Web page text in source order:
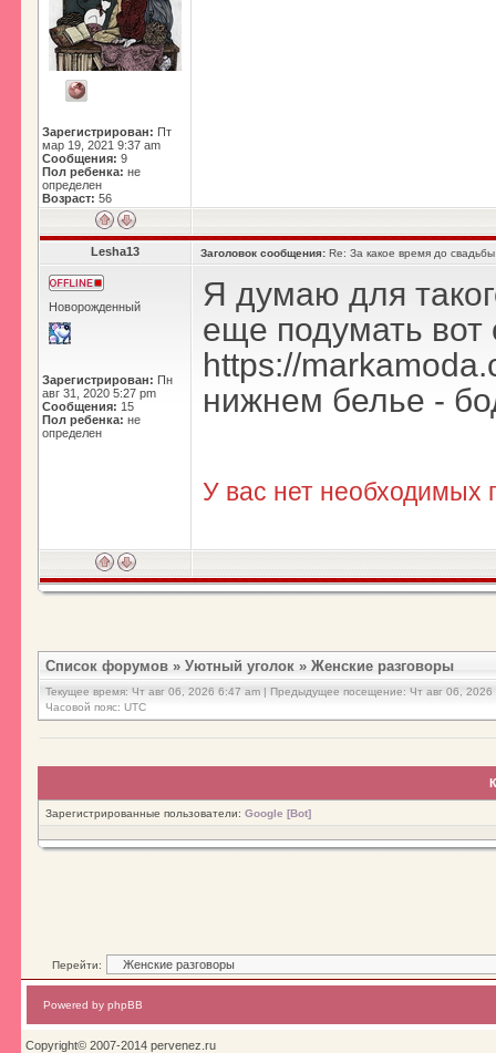
Зарегистрирован: Пт
мар 19, 2021 9:37 am
Сообщения: 9
Пол ребенка: не
определен
Возраст: 56
Lesha13 Заголовок сообщения: Re: За какое время до
Новорожденный
Зарегистрирован: Пн
авг 31, 2020 5:27 pm
Сообщения: 15
Пол ребенка: не
определен
Я думаю для
еще подумать вот
https://
нижнем белье -
У вас нет необходимых
Список форумов » Уютный уголок » Женские разговоры
Текущее время: Чт авг 06, 2026 6:47 am | Предыдущее посещение: Чт авг 06, 2026
Часовой пояс: UTC
Зарегистрированные пользователи: Google [Bot]
Перейти:
Powered by phpBB
Copyright© 2007-2014 pervenez.ru